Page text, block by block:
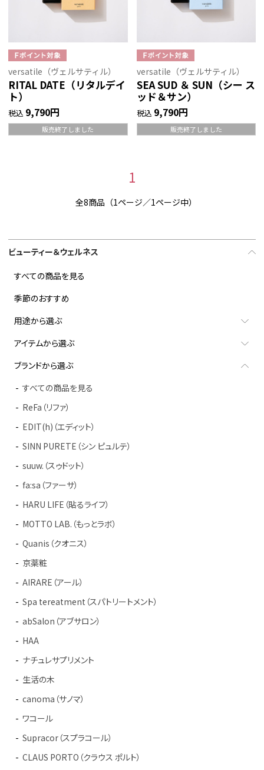
versatile（ヴェルサティル）
RITAL DATE（リタルデイ
ト）
税込 9,790円
販売終了しました
versatile（ヴェルサティル）
SEA SUD ＆ SUN（シー ス
ッド＆サン）
税込 9,790円
販売終了しました
1
全8商品（1ページ／1ページ中）
ビューティー＆ウェルネス
すべての商品を見る
季節のおすすめ
用途から選ぶ
アイテムから選ぶ
ブランドから選ぶ
すべての商品を見る
ReFa（リファ）
EDIT(h)（エディット）
SINN PURETE（シン ピュルテ）
suuw.（スゥドット）
fa:sa（ファーサ）
HARU LIFE（貼るライフ）
MOTTO LAB.（もっとラボ）
Quanis（クオニス）
京薬粧
AIRARE（アール）
Spa tereatment（スパトリートメント）
abSalon（アブサロン）
HAA
ナチュレサプリメント
生活の木
canoma（サノマ）
ワコール
Supracor（スプラコール）
CLAUS PORTO（クラウス ポルト）